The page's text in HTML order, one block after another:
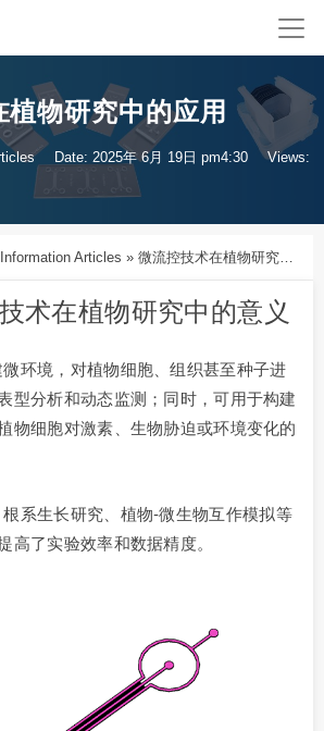
物研究中的应用
Date: 2025年 6月 19日 pm4:30
Views:
Information Articles » 微流控技术在植物研究中的应用
在植物研究中的意义
微环境，对植物细胞、组织甚至种子进
型分析和动态监测；同时，可用于构建
物细胞对激素、生物胁迫或环境变化的
根系生长研究、植物-微生物互作模拟等
高了实验效率和数据精度。